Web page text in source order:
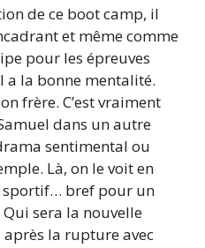
de ce boot camp, il
et même comme
pour les épreuves
a la bonne mentalité.
frère. C’est vraiment
dans un autre
sentimental ou
Là, on le voit en
sportif… bref pour un
sera la nouvelle
après la rupture avec